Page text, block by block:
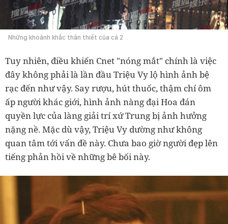
Những khoảnh khắc thân thiết của cả 2
Tuy nhiên, điều khiến Cnet "nóng mắt" chính là việc
đây không phải là lần đầu Triệu Vy lộ hình ảnh bệ
rạc đến như vậy. Say rượu, hút thuốc, thậm chí ôm
ấp người khác giới, hình ảnh nàng đại Hoa đán
quyền lực của làng giải trí xứ Trung bị ảnh hưởng
nặng nề. Mặc dù vậy, Triệu Vy dường như không
quan tâm tới vấn đề này. Chưa bao giờ người đẹp lên
tiếng phản hồi về những bê bối này.